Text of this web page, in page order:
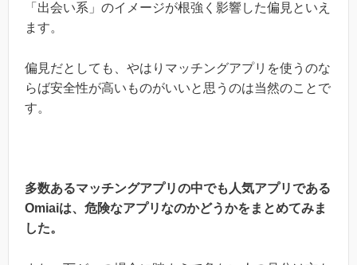
「出会い系」のイメージが根強く影響した偏見といえ
ます。
偏見だとしても、やはりマッチングアプリを使うのな
らば安全性が高いものがいいと思うのは当然のことで
す。
多数あるマッチングアプリの中でも人気アプリである
Omiaiは、危険なアプリなのかどうかをまとめてみま
した。